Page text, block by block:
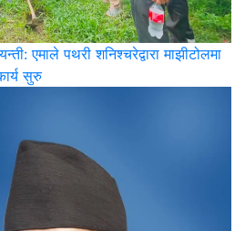
एमाले पथरी शनिश्चरेद्वारा माझीटोलमा
सुरु